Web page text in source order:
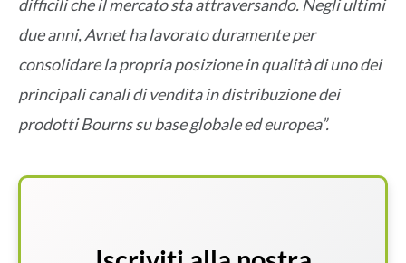
difficili che il mercato sta attraversando. Negli ultimi
due anni, Avnet ha lavorato duramente per
consolidare la propria posizione in qualità di uno dei
principali canali di vendita in distribuzione dei
prodotti Bourns su base globale ed europea”.